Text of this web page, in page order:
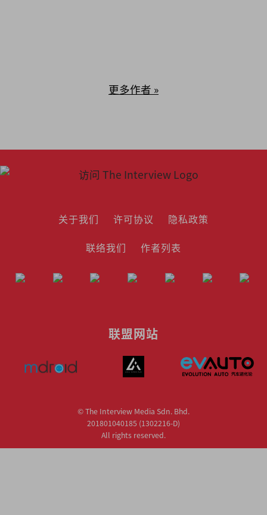
更多作者 »
关于我们 许可协议
隐私政策
联络我们
作者列表
联盟网站
© The Interview Media Sdn. Bhd.
201801040185 (1302216­-D)
All rights reserved.